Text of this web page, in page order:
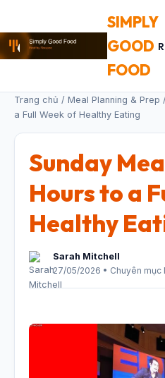
SIMPLY
GOOD
FOOD
Trang chủ / Meal Planning & Prep
a Full Week of Healthy Eating
Sunday
Hours to a
Healthy
Sarah Mitchell
27/05/2026 • Chuyên mục